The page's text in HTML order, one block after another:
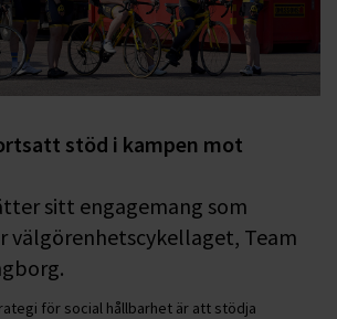
stöd i kampen mot
sitt engagemang som
välgörenhetscykellaget, Team
för social hållbarhet är att stödja